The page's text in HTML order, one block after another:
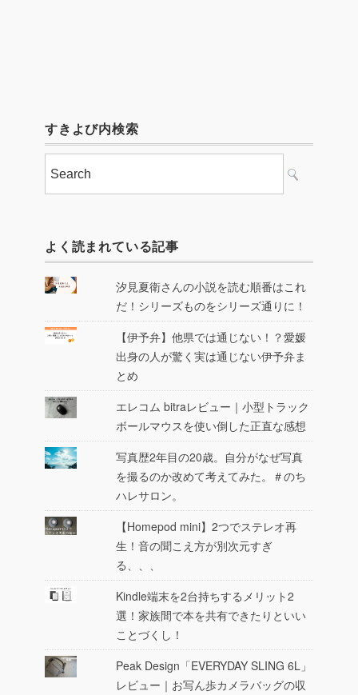
すきよび内検索
よく読まれている記事
汐見夏衛さんの小説を読む順番はこれ
だ！シリーズものをシリーズ通りに！
【伊予弁】他県では通じない！？愛媛
出身の人が驚く実は通じない伊予弁ま
とめ
エレコム bitraレビュー｜小型トラック
ボールマウスを使い倒した正直な感想
写真歴2年目の20歳。自分がなぜ写真
を撮るのか改めて考えてみた。＃のち
ハレサロン。
【Homepod mini】2つでステレオ再
生！音の聞こえ方が別次元すぎ
る、、、
Kindle端末を2台持ちするメリット2
選！家族間で本を共有できたりといい
ことづくし！
Peak Design「EVERYDAY SLING 6L」
レビュー｜お写ん歩カメラバッグの収